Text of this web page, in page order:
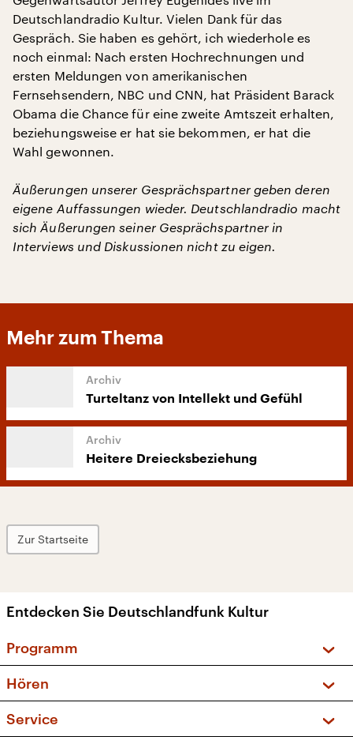
Deutschlandradio Kultur. Vielen Dank für das
Gespräch. Sie haben es gehört, ich wiederhole es
noch einmal: Nach ersten Hochrechnungen und
ersten Meldungen von amerikanischen
Fernsehsendern, NBC und CNN, hat Präsident Barack
Obama die Chance für eine zweite Amtszeit erhalten,
beziehungsweise er hat sie bekommen, er hat die
Wahl gewonnen.
Äußerungen unserer Gesprächspartner geben deren
eigene Auffassungen wieder. Deutschlandradio macht
sich Äußerungen seiner Gesprächspartner in
Interviews und Diskussionen nicht zu eigen.
Mehr zum Thema
Turteltanz von Intellekt und Gefühl
Heitere Dreiecksbeziehung
Zur Startseite
Entdecken Sie Deutschlandfunk Kultur
Programm
Sendungen und Podcasts
Musikliste
Hören
Frequenzen (UKW + DAB+)
Service